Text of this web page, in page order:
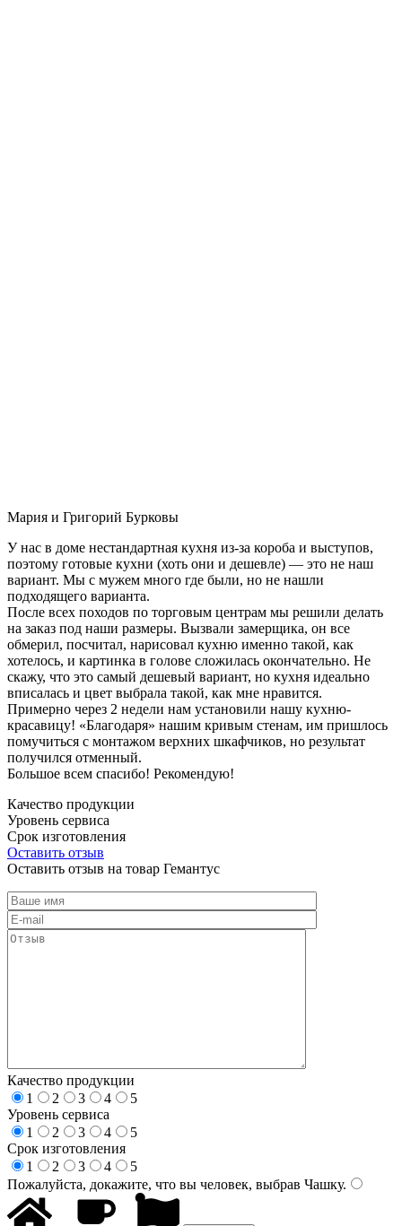
Мария и Григорий Бурковы
У нас в доме нестандартная кухня из-за короба и выступов,
поэтому готовые кухни (хоть они и дешевле) — это не наш
вариант. Мы с мужем много где были, но не нашли
подходящего варианта.
После всех походов по торговым центрам мы решили делать
на заказ под наши размеры. Вызвали замерщика, он все
обмерил, посчитал, нарисовал кухню именно такой, как
хотелось, и картинка в голове сложилась окончательно. Не
скажу, что это самый дешевый вариант, но кухня идеально
вписалась и цвет выбрала такой, как мне нравится.
Примерно через 2 недели нам установили нашу кухню-
красавицу! «Благодаря» нашим кривым стенам, им пришлось
помучиться с монтажом верхних шкафчиков, но результат
получился отменный.
Большое всем спасибо! Рекомендую!
Качество продукции
Уровень сервиса
Срок изготовления
Оставить отзыв
Оставить отзыв на товар Гемантус
Качество продукции
1
2 3 4
5
Уровень сервиса
1
2 3 4
5
Срок изготовления
1
2 3 4
5
Пожалуйста, докажите, что вы человек, выбрав Чашку.